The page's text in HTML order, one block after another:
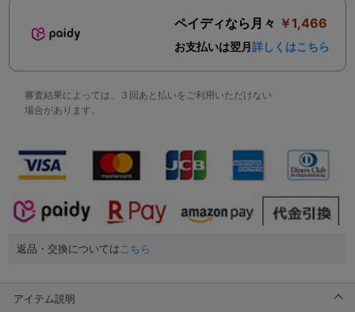
ペイディなら月々 ￥1,466
お支払いは翌月 詳しくはこちら
審査結果によっては、３回あと払いをご利用いただけない
場合があります。
返品・交換についてはこちら
アイテム説明